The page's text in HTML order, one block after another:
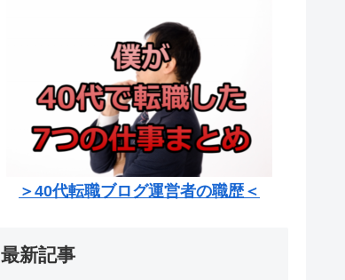
＞40代転職ブログ運営者の職歴＜
最新記事